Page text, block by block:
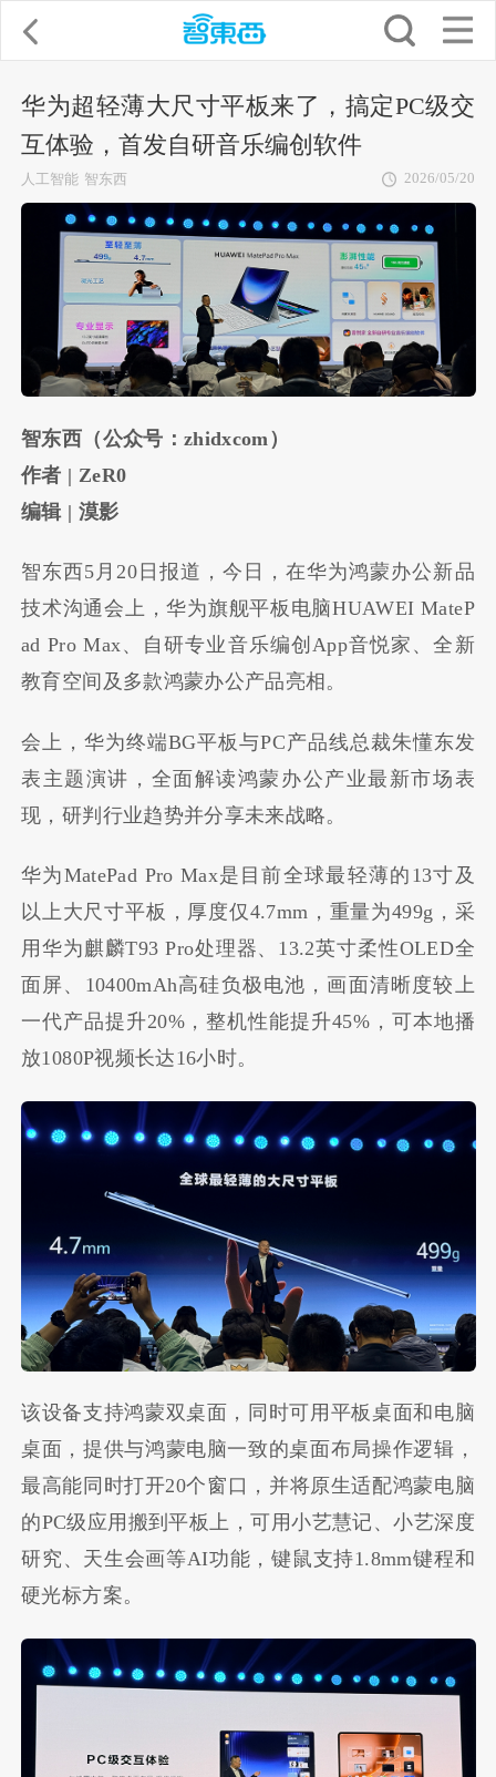
华为超轻薄大尺寸平板来了，搞定PC级交
互体验，首发自研音乐编创软件
人工智能 智东西 2026/05/20
智东西（公众号：zhidxcom）
作者 | ZeR0
编辑 | 漠影
智东西5月20日报道，今日，在华为鸿蒙办公新品
技术沟通会上，华为旗舰平板电脑HUAWEI MateP
ad Pro Max、自研专业音乐编创App音悦家、全新
教育空间及多款鸿蒙办公产品亮相。
会上，华为终端BG平板与PC产品线总裁朱懂东发
表主题演讲，全面解读鸿蒙办公产业最新市场表
现，研判行业趋势并分享未来战略。
华为MatePad Pro Max是目前全球最轻薄的13寸及
以上大尺寸平板，厚度仅4.7mm，重量为499g，采
用华为麒麟T93 Pro处理器、13.2英寸柔性OLED全
面屏、10400mAh高硅负极电池，画面清晰度较上
一代产品提升20%，整机性能提升45%，可本地播
放1080P视频长达16小时。
该设备支持鸿蒙双桌面，同时可用平板桌面和电脑
桌面，提供与鸿蒙电脑一致的桌面布局操作逻辑，
最高能同时打开20个窗口，并将原生适配鸿蒙电脑
的PC级应用搬到平板上，可用小艺慧记、小艺深度
研究、天生会画等AI功能，键鼠支持1.8mm键程和
硬光标方案。